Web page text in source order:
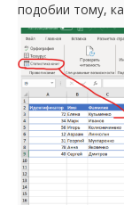
подобии тому,